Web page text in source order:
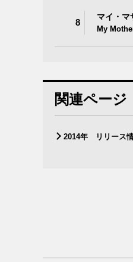
8
マイ・マ
My
関連ページ
2014年 リリース